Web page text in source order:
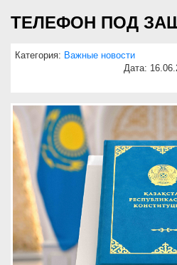
ТЕЛЕФОН ПОД
Категория: Важные новости
Дата: